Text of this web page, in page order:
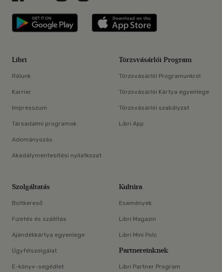
Libri applikáció Szerezd meg: Google
Libri
Rólunk
Karrier
Impresszum
Társadalmi programok
Adományozás
Akadálymentesítési nyilatkozat
Törzsvásárlói Program
Törzsvásárlói Programunkról
Törzsvásárlói Kártya egyenlege
Törzsvásárlói szabályzat
Libri App
Szolgáltatás
Boltkereső
Fizetés és szállítás
Ajándékkártya egyenlege
Ügyfélszolgálat
E-könyv-segédlet
Kultúra
Események
Libri Magazin
Libri Mini Polc
Partnereinknek
Libri Partner Program